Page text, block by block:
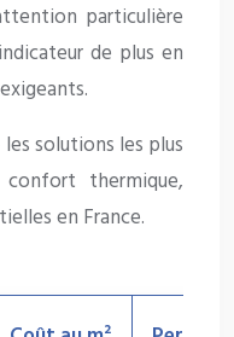
particulière
de plus en
solutions les plus
thermique,
en France.